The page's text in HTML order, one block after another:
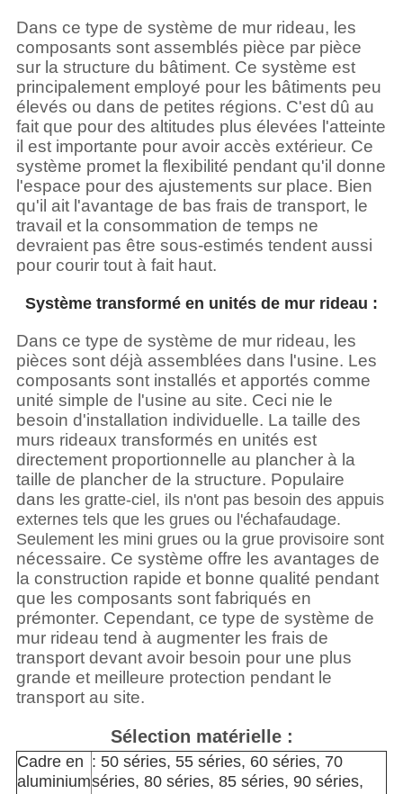
Dans ce type de système de mur rideau, les
composants sont assemblés pièce par pièce
sur la structure du bâtiment. Ce système est
principalement employé pour les bâtiments peu
élevés ou dans de petites régions. C'est dû au
fait que pour des altitudes plus élevées l'atteinte
il est importante pour avoir accès extérieur. Ce
système promet la flexibilité pendant qu'il donne
l'espace pour des ajustements sur place. Bien
qu'il ait l'avantage de bas frais de transport, le
travail et la consommation de temps ne
devraient pas être sous-estimés tendent aussi
pour courir tout à fait haut.
Système transformé en unités de mur rideau :
Dans ce type de système de mur rideau, les
pièces sont déjà assemblées dans l'usine. Les
composants sont installés et apportés comme
unité simple de l'usine au site. Ceci nie le
besoin d'installation individuelle. La taille des
murs rideaux transformés en unités est
directement proportionnelle au plancher à la
taille de plancher de la structure. Populaire
dans les gratte-ciel, ils n'ont pas besoin des appuis
externes tels que les grues ou l'échafaudage.
Seulement les mini grues ou la grue provisoire sont
nécessaire. Ce système offre les avantages de
la construction rapide et bonne qualité pendant
que les composants sont fabriqués en
prémonter. Cependant, ce type de système de
mur rideau tend à augmenter les frais de
transport devant avoir besoin pour une plus
grande et meilleure protection pendant le
transport au site.
Sélection matérielle :
Cadre en
aluminium
: 50 séries, 55 séries, 60 séries, 70
séries, 80 séries, 85 séries, 90 séries,